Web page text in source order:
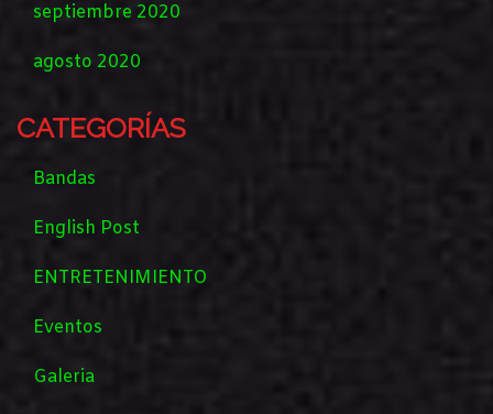
septiembre 2020
agosto 2020
CATEGORÍAS
Bandas
English Post
ENTRETENIMIENTO
Eventos
Galeria